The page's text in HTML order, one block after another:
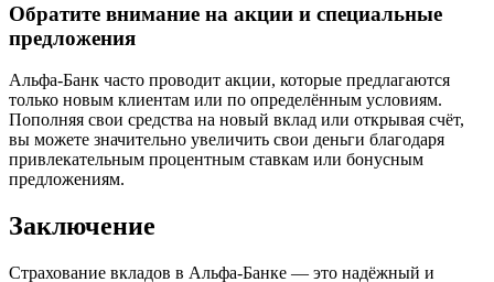
Обратите внимание на акции и специальные
предложения
Альфа-Банк часто проводит акции, которые предлагаются
только новым клиентам или по определённым условиям.
Пополняя свои средства на новый вклад или открывая счёт,
вы можете значительно увеличить свои деньги благодаря
привлекательным процентным ставкам или бонусным
предложениям.
Заключение
Страхование вкладов в Альфа-Банке — это надёжный и